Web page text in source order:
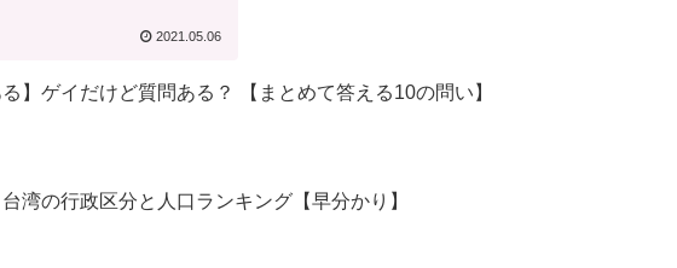
2021.05.06
る】ゲイだけど質問ある？ 【まとめて答える10の問い】
台湾の行政区分と人口ランキング【早分かり】